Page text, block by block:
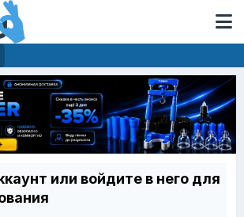
или войдите в него для